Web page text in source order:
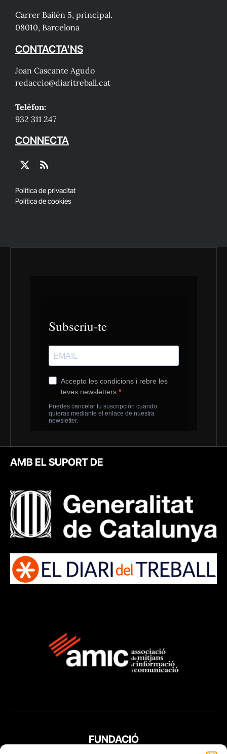
Carrer Bailén 5, principal.
08010, Barcelona
CONTACTA'NS
Joan Cascante Agudo
redaccio@diaritreball.cat
Telèfon:
932 311 247
CONNECTA
X
RSS
Política de privacitat
Política de cookies
AMB EL SUPORT DE
FUNDACIÓ